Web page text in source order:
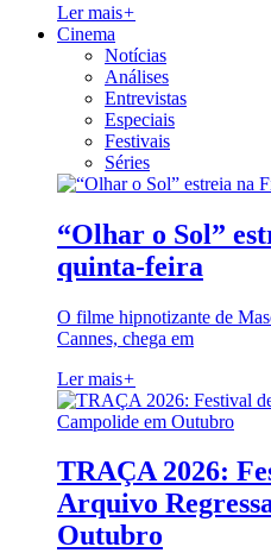
Ler mais+
Cinema
Notícias
Análises
Entrevistas
Especiais
Festivais
Séries
“Olhar o Sol”
quinta-feira
O filme hipnotizante de
Cannes, chega em
Ler mais+
TRAÇA 2026:
Arquivo
Outubro